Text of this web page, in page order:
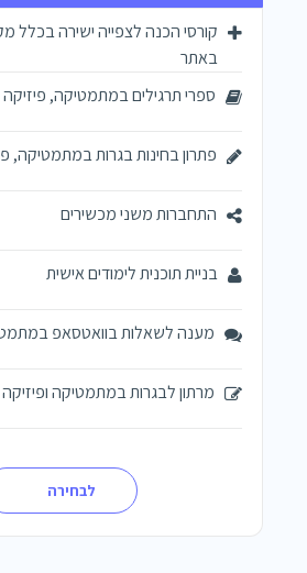
קורסי הכנה לצפייה ישירה בכלל
באתר
ספרי תרגילים במתמטיקה, פיזיקה
פתרון בחינות בגרות במתמטיקה,
התחברות משני מכשירים
בניית תוכנית לימודים אישית
מענה לשאלות בוואטסאפ
מרתון לבגרות במתמטיקה ופיזיקה
לבחירה